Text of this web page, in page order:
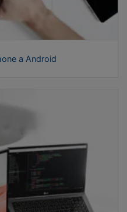
a Android